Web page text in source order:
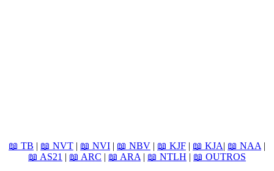
📖 TB | 📖 NVT | 📖 NVI | 📖 NBV | 📖 KJF | 📖 KJA| 📖 NAA |
📖 AS21 | 📖 ARC | 📖 ARA | 📖 NTLH | 📖 OUTROS